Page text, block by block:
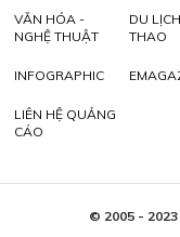
VĂN HÓA -
NGHỆ THUẬT
DU
THAO
INFOGRAPHIC
LIÊN HỆ QUẢNG
CÁO
© 2005 - 2023